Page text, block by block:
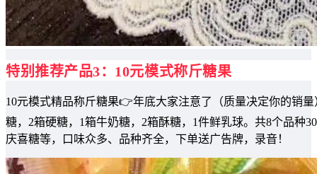
特别推荐产品3：10元模式称斤糖果
10元模式精品称斤糖果👉年底大家注意了（质量决定你的销
糖，2箱硬糖，1箱牛奶糖，2箱酥糖，1件鲜乳球。共8个品种
庆喜糖等，口味众多、品种齐全，下单送广告牌，录音！